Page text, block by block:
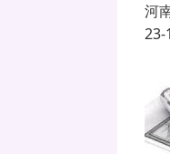
河
23-